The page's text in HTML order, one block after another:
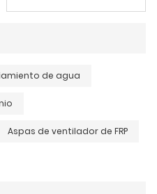
de agua
Aspas de ventilador de FRP